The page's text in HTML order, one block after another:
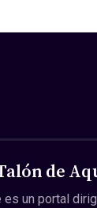
de
es un portal